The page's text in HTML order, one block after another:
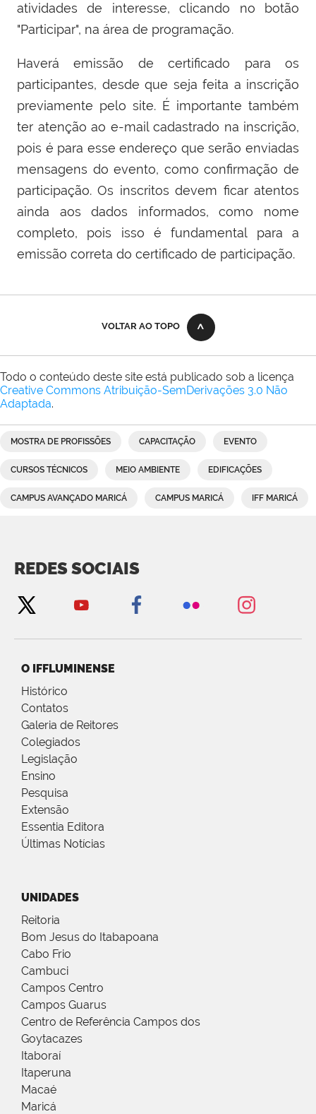
atividades de interesse, clicando no botão
"Participar", na área de programação.
Haverá emissão de certificado para os
participantes, desde que seja feita a inscrição
previamente pelo site. É importante também
ter atenção ao e-mail cadastrado na inscrição,
pois é para esse endereço que serão enviadas
mensagens do evento, como confirmação de
participação. Os inscritos devem ficar atentos
ainda aos dados informados, como nome
completo, pois isso é fundamental para a
emissão correta do certificado de participação.
VOLTAR AO TOPO
Todo o conteúdo deste site está publicado sob a licença
Creative Commons Atribuição-SemDerivações 3.0 Não
Adaptada.
MOSTRA DE PROFISSÕES CAPACITAÇÃO EVENTO
CURSOS TÉCNICOS MEIO AMBIENTE EDIFICAÇÕES
CAMPUS AVANÇADO MARICÁ CAMPUS MARICÁ IFF MARICÁ
REDES SOCIAIS
O IFFLUMINENSE
Histórico
Contatos
Galeria de Reitores
Colegiados
Legislação
Ensino
Pesquisa
Extensão
Essentia Editora
Últimas Notícias
UNIDADES
Reitoria
Bom Jesus do Itabapoana
Cabo Frio
Cambuci
Campos Centro
Campos Guarus
Centro de Referência Campos dos
Goytacazes
Itaboraí
Itaperuna
Macaé
Maricá